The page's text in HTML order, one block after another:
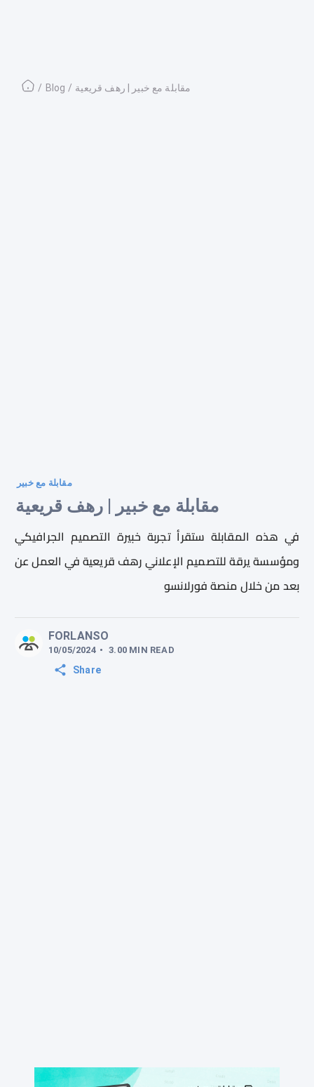
/ Blog / مقابلة مع خبير | رهف قريعية
مقابلة مع خبير
مقابلة مع خبير | رهف قريعية
في هذه المقابلة ستقرأ تجربة خبيرة التصميم الجرافيكي
ومؤسسة يرقة للتصميم الإعلانيرهف قريعية في العمل عن
بعد من خلال منصة فورلانسو
FORLANSO
10/05/2024 • 3.00 MIN READ
Share